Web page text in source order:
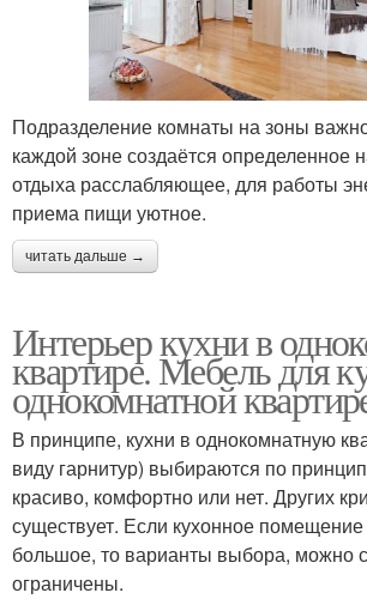
Подразделение комнаты на зоны
каждой зоне создаётся определенное
отдыха расслабляющее, для работы
приема пищи уютное.
читать дальше →
Интерьер кухни в
квартире. Мебель для
однокомнатной
В принципе, кухни в однокомнатную
виду гарнитур) выбираются по
красиво, комфортно или нет. Других
существует. Если кухонное помещение
большое, то варианты выбора, можно
ограничены.